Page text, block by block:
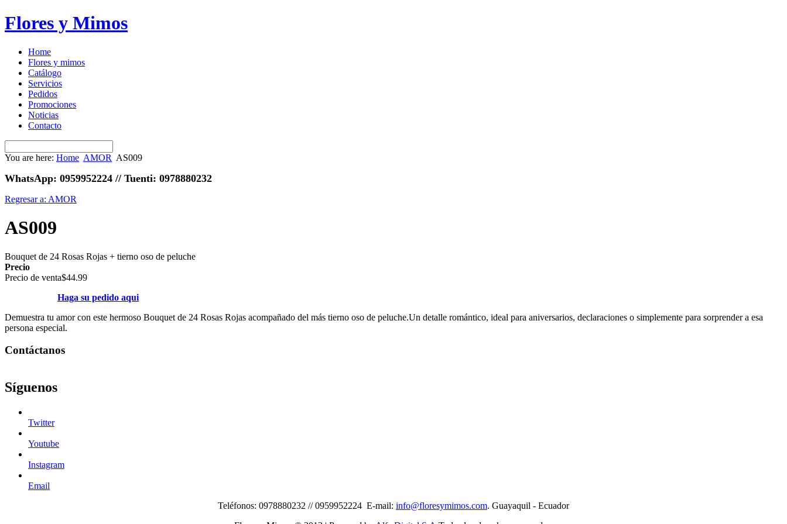
Flores y Mimos
Home
Flores y mimos
Catálogo
Servicios
Pedidos
Promociones
Noticias
Contacto
You are here: Home AMOR AS009
WhatsApp: 0959952224 // Tuenti: 0978880232
Regresar a: AMOR
AS009
Bouquet de 24 Rosas Rojas + tierno oso de peluche
Precio
Precio de venta$44.99
Haga su pedido aqui
Demuestra tu amor con este hermoso Bouquet de 24 Rosas Rojas acompañado del más tierno oso de peluche.Un detalle romántico, ideal para aniversarios, declaraciones o simplemente para sorprender a esa
persona especial.
Contáctanos
Síguenos
Twitter
Youtube
Instagram
Email
Teléfonos: 0978880232 // 0959952224 E-mail: info@floresymimos.com. Guayaquil - Ecuador